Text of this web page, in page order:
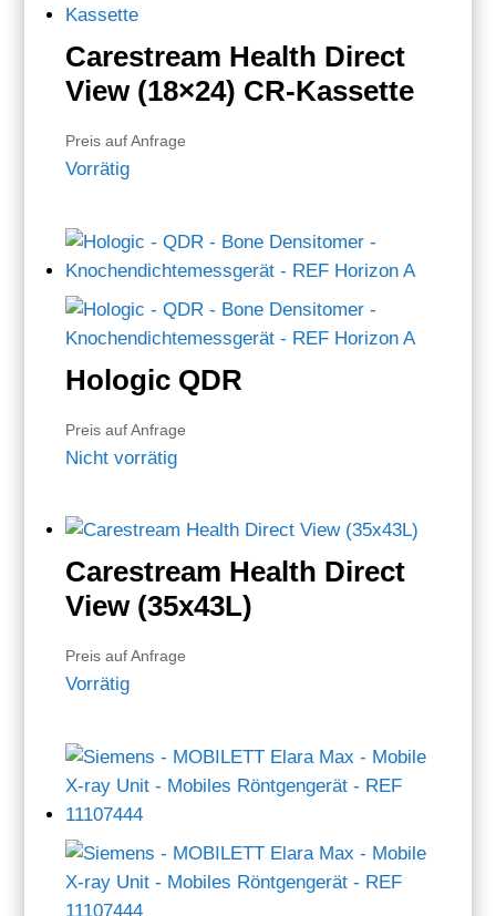
Carestream Health Direct
View (18×24) CR-Kassette
Preis auf Anfrage
Vorrätig
Hologic QDR
Preis auf Anfrage
Nicht vorrätig
Carestream Health Direct
View (35x43L)
Preis auf Anfrage
Vorrätig